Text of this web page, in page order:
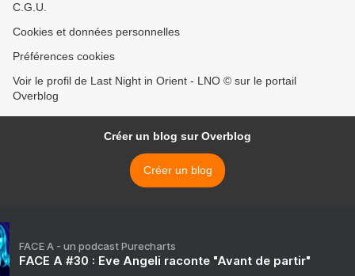
C.G.U.
Cookies et données personnelles
Préférences cookies
Voir le profil de Last Night in Orient - LNO © sur le portail
Overblog
Créer un blog sur Overblog
Créer un blog
FACE A - un podcast Purecharts
FACE A #30 : Eve Angeli raconte "Avant de partir"